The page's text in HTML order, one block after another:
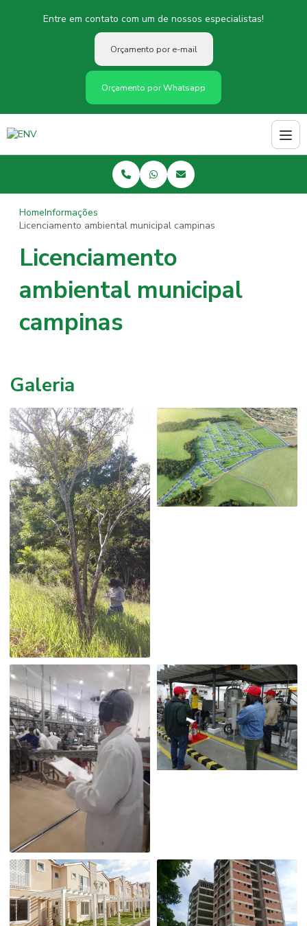
Entre em contato com um de nossos especialistas!
Orçamento por e-mail
Orçamento por Whatsapp
HomeInformações
Licenciamento ambiental municipal campinas
Licenciamento
ambiental municipal
campinas
Galeria